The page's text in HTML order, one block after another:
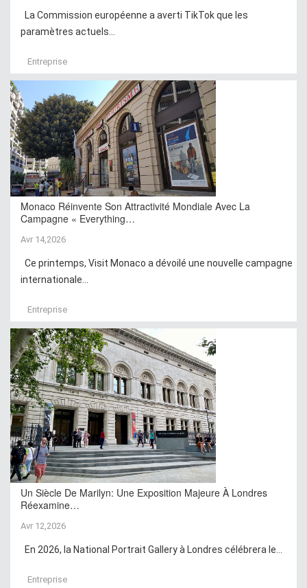
La Commission européenne a averti TikTok que les
paramètres actuels...
Entreprise
Monaco Réinvente Son Attractivité Mondiale Avec La
Campagne « Everything…
Avr 14,2026
Ce printemps, Visit Monaco a dévoilé une nouvelle campagne
internationale...
Entreprise
Un Siècle De Marilyn: Une Exposition Majeure À Londres
Réexamine…
Avr 12,2026
En 2026, la National Portrait Gallery à Londres célébrera le...
Entreprise